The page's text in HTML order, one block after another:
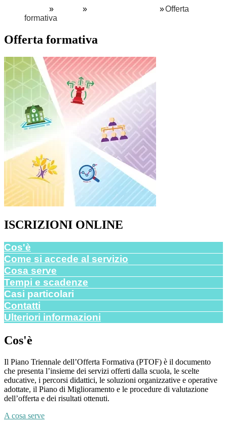
Offerta
formativa
Offerta formativa
ISCRIZIONI ONLINE
Cos'è
Come si accede al servizio
Cosa serve
Tempi e scadenze
Casi particolari
Contatti
Ulteriori informazioni
Cos'è
Il Piano Triennale dell’Offerta Formativa (PTOF) è il documento
che presenta l’insieme dei servizi offerti dalla scuola, le scelte
educative, i percorsi didattici, le soluzioni organizzative e operative
adottate, il Piano di Miglioramento e le procedure di valutazione
dell’offerta e dei risultati ottenuti.
A cosa serve